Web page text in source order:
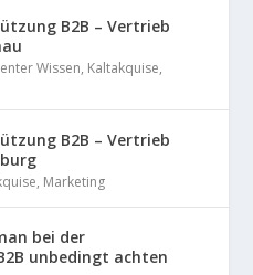
B2B – Vertrieb
Wissen, Kaltakquise,
B2B – Vertrieb
, Marketing
bei der
unbedingt achten